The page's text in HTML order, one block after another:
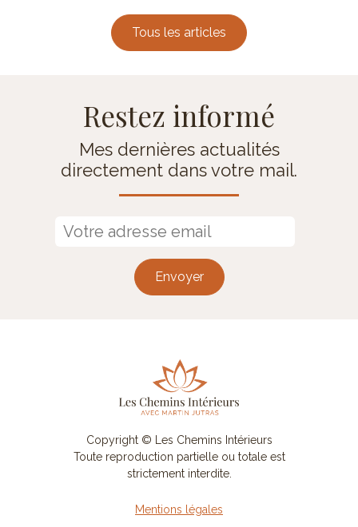
Tous les articles
Restez informé
Mes dernières actualités
directement dans votre mail.
Envoyer
Copyright ©
Les Chemins Intérieurs
Toute reproduction partielle ou totale est
strictement interdite.
Mentions légales